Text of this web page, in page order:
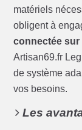
matériels
obligent à
connectée sur
Artisan69.fr
de système
vos besoins.
Les